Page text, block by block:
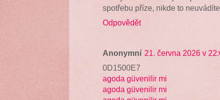
spotřebu příze, nikde to
Odpovědět
Anonymní 21. června 2026 v
0D1500E7
agoda güvenilir mi
agoda güvenilir mi